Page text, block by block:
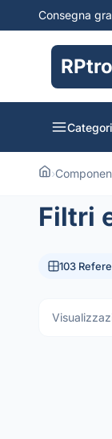
Consegna
›
Filtri
103